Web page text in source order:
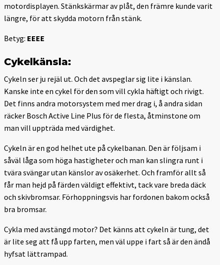
motordisplayen. Stänkskärmar av plåt, den främre kunde varit
längre, för att skydda motorn från stänk.
Betyg: EEEE
Cykelkänsla:
Cykeln ser ju rejäl ut. Och det avspeglar sig lite i känslan.
Kanske inte en cykel för den som vill cykla häftigt och rivigt.
Det finns andra motorsystem med mer drag i, å andra sidan
räcker Bosch Active Line Plus för de flesta, åtminstone om
man vill uppträda med värdighet.
Cykeln är en god helhet ute på cykelbanan. Den är följsam i
såväl låga som höga hastigheter och man kan slingra runt i
tvära svängar utan känslor av osäkerhet. Och framför allt så
får man hejd på färden väldigt effektivt, tack vare breda däck
och skivbromsar. Förhoppningsvis har fordonen bakom också
bra bromsar.
Cykla med avstängd motor? Det känns att cykeln är tung, det
är lite seg att få upp farten, men väl uppe i fart så är den ändå
hyfsat lättrampad.